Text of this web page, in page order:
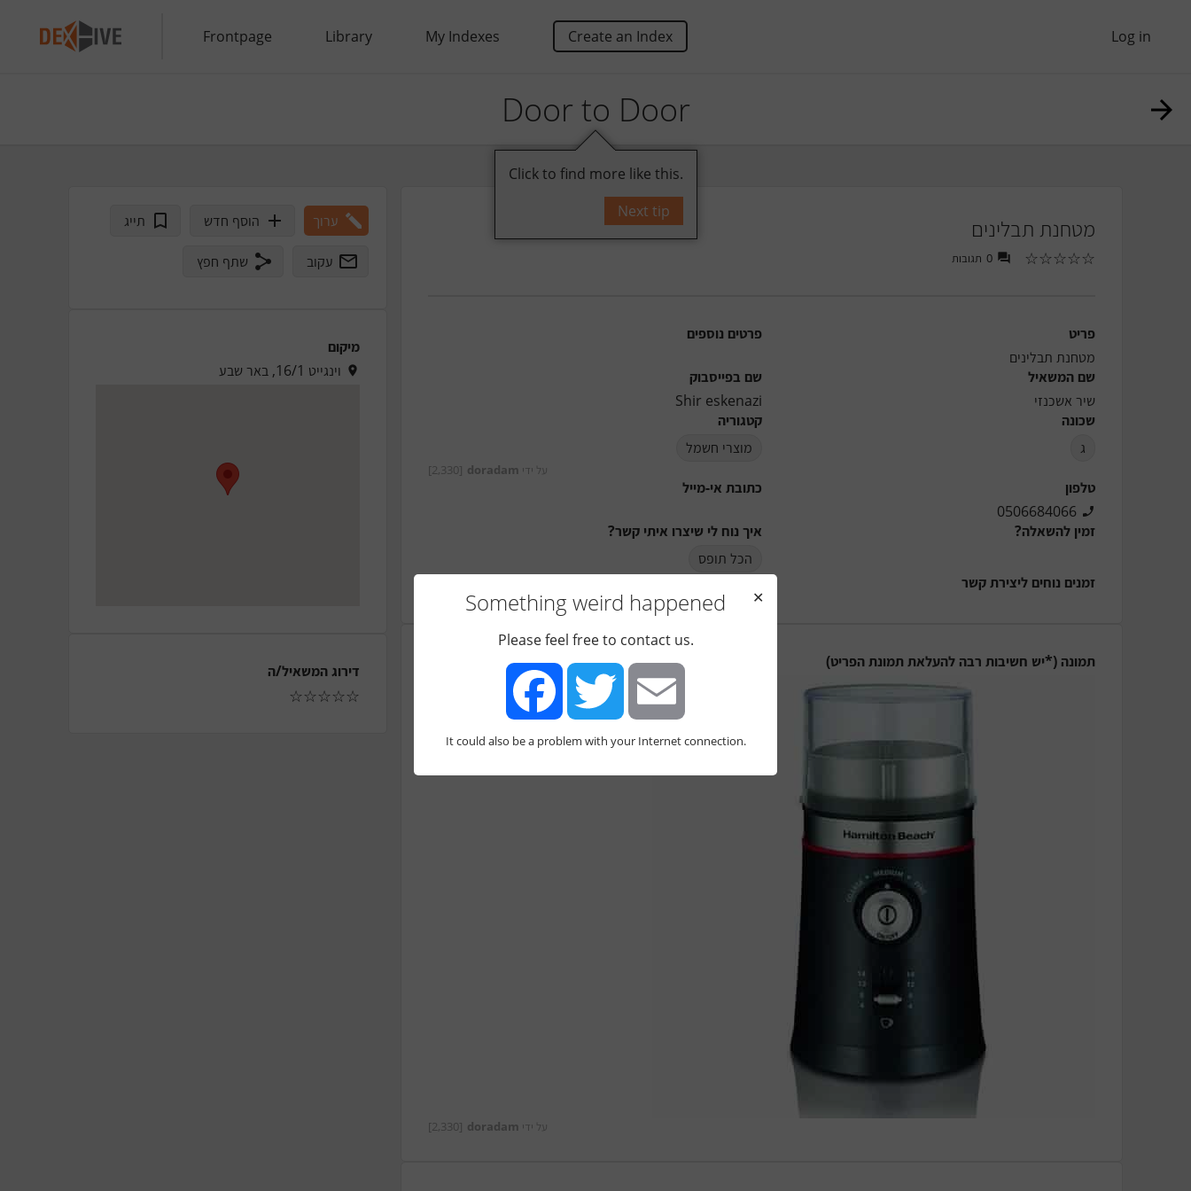
Frontpage Library My Indexes Create an Index Log in
Door to Door
מטחנת תבלינים
☆
☆
☆
☆
☆
0 תגובות
פריט
מטחנת תבלינים
פרטים נוספים
שם המשאיל
שיר אשכנזי
שם בפייסבוק
Shir eskenazi
שכונה
ג
קטגוריה
מוצרי חשמל
על ידי doradam
[2,330]
טלפון
0506684066
כתובת אי-מייל
זמין להשאלה?
איך נוח לי שיצרו איתי קשר?
הכל תופס
זמנים נוחים ליצירת קשר
תמונה (*יש חשיבות רבה להעלאת תמונת הפריט)
על ידי doradam
[2,330]
ערוך הוסף חדש תייג
עקוב שתף חפץ
מיקום
וינגייט 16/1, באר שבע
דירוג המשאיל/ה
☆
☆
☆
☆
☆
Something weird happened ✕
Please feel free to contact us.
FacebookTwitter Email
It could also be a problem with your Internet connection.
Click to find more like this.
Next tip